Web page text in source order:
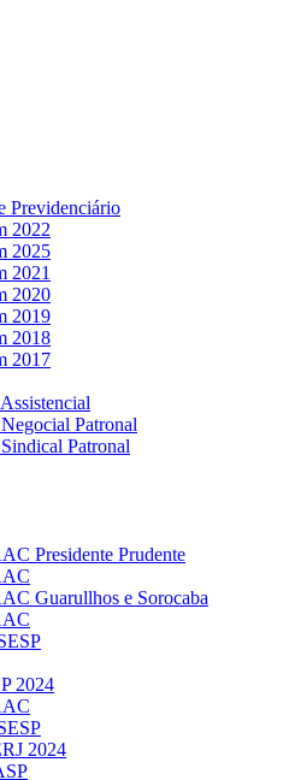
Previdenciário
2022
2025
2021
2020
2019
2018
2017
Patronal
Patronal
Presidente Prudente
Guarullhos e Sorocaba
2024
2024